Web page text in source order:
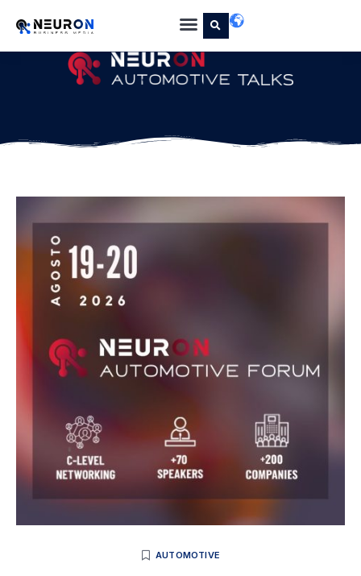
AUTOMOTIVE